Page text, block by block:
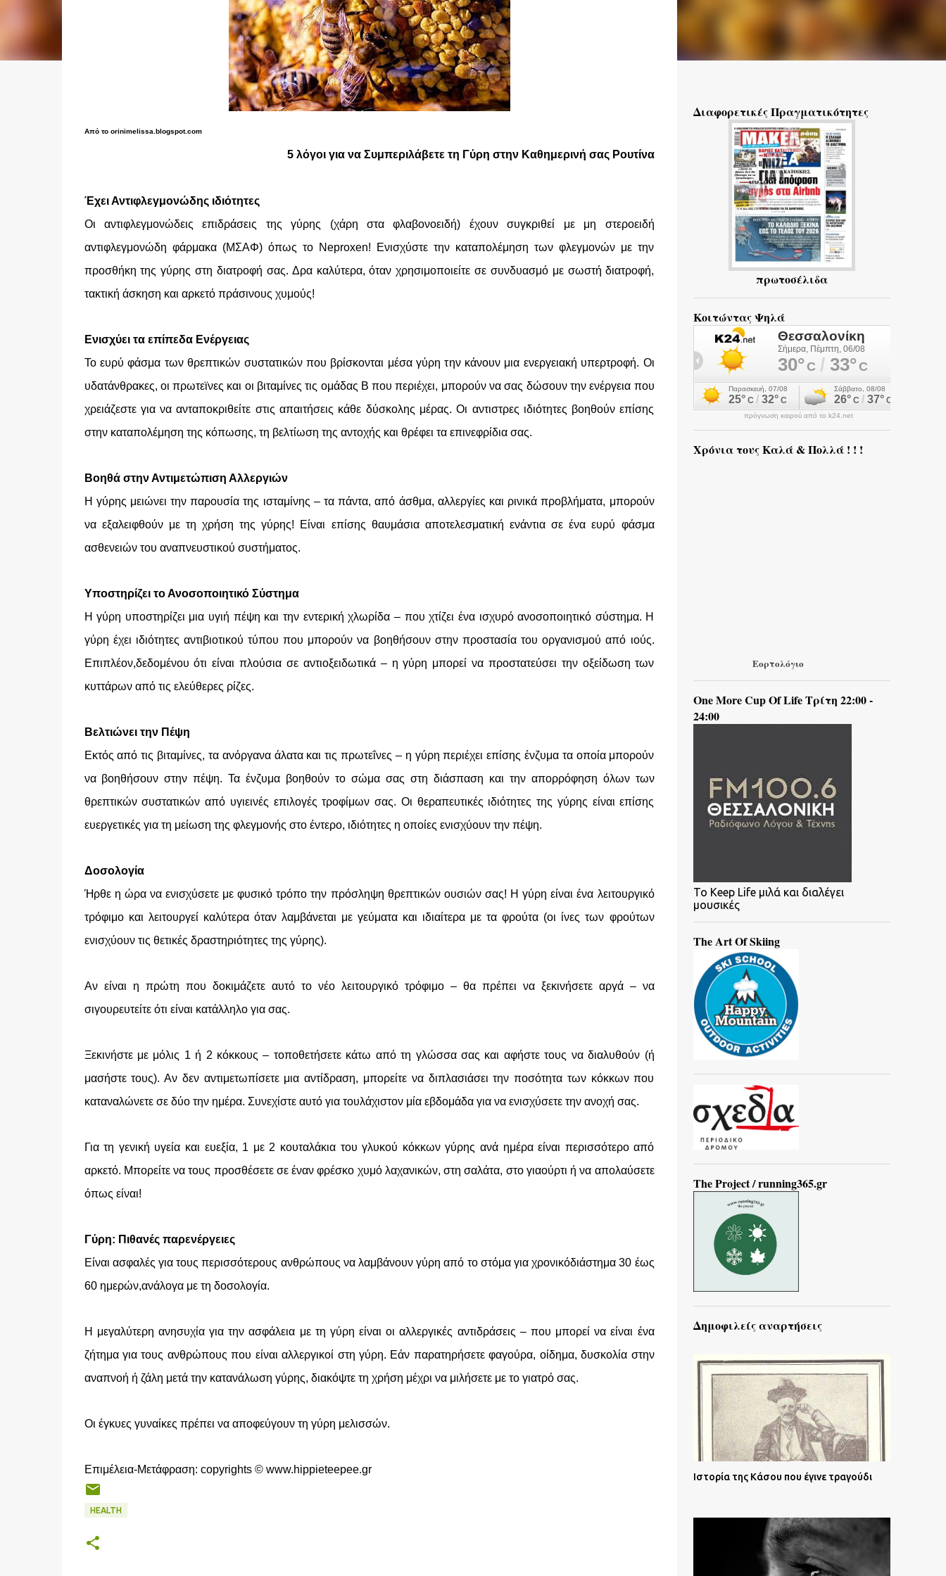
Από το orinimelissa.blogspot.com
5 λόγοι για να Συμπεριλάβετε τη Γύρη στην Καθημερινή σας Ρουτίνα
Έχει Αντιφλεγμονώδης ιδιότητες
Οι αντιφλεγμονώδεις επιδράσεις της γύρης (χάρη στα φλαβονοειδή) έχουν συγκριθεί με μη στεροειδή
αντιφλεγμονώδη φάρμακα (ΜΣΑΦ) όπως το Neproxen! Ενισχύστε την καταπολέμηση των φλεγμονών με την
προσθήκη της γύρης στη διατροφή σας. Δρα καλύτερα, όταν χρησιμοποιείτε σε συνδυασμό με σωστή διατροφή,
τακτική άσκηση και αρκετό πράσινους χυμούς!
Ενισχύει τα επίπεδα Ενέργειας
Το ευρύ φάσμα των θρεπτικών συστατικών που βρίσκονται μέσα γύρη την κάνουν μια ενεργειακή υπερτροφή. Οι
υδατάνθρακες, οι πρωτεϊνες και οι βιταμίνες τις ομάδας Β που περιέχει, μπορούν να σας δώσουν την ενέργεια που
χρειάζεστε για να ανταποκριθείτε στις απαιτήσεις κάθε δύσκολης μέρας. Οι αντιστρες ιδιότητες βοηθούν επίσης
στην καταπολέμηση της κόπωσης, τη βελτίωση της αντοχής και θρέφει τα επινεφρίδια σας.
Βοηθά στην Αντιμετώπιση Αλλεργιών
Η γύρης μειώνει την παρουσία της ισταμίνης – τα πάντα, από άσθμα, αλλεργίες και ρινικά προβλήματα, μπορούν
να εξαλειφθούν με τη χρήση της γύρης! Είναι επίσης θαυμάσια αποτελεσματική ενάντια σε ένα ευρύ φάσμα
ασθενειών του αναπνευστικού συστήματος.
Υποστηρίζει το Ανοσοποιητικό Σύστημα
Η γύρη υποστηρίζει μια υγιή πέψη και την εντερική χλωρίδα – που χτίζει ένα ισχυρό ανοσοποιητικό σύστημα. Η
γύρη έχει ιδιότητες αντιβιοτικού τύπου που μπορούν να βοηθήσουν στην προστασία του οργανισμού από ιούς.
Επιπλέον,δεδομένου ότι είναι πλούσια σε αντιοξειδωτικά – η γύρη μπορεί να προστατεύσει την οξείδωση των
κυττάρων από τις ελεύθερες ρίζες.
Βελτιώνει την Πέψη
Εκτός από τις βιταμίνες, τα ανόργανα άλατα και τις πρωτεΐνες – η γύρη περιέχει επίσης ένζυμα τα οποία μπορούν
να βοηθήσουν στην πέψη. Τα ένζυμα βοηθούν το σώμα σας στη διάσπαση και την απορρόφηση όλων των
θρεπτικών συστατικών από υγιεινές επιλογές τροφίμων σας. Οι θεραπευτικές ιδιότητες της γύρης είναι επίσης
ευεργετικές για τη μείωση της φλεγμονής στο έντερο, ιδιότητες η οποίες ενισχύουν την πέψη.
Δοσολογία
Ήρθε η ώρα να ενισχύσετε με φυσικό τρόπο την πρόσληψη θρεπτικών ουσιών σας! Η γύρη είναι ένα λειτουργικό
τρόφιμο και λειτουργεί καλύτερα όταν λαμβάνεται με γεύματα και ιδιαίτερα με τα φρούτα (οι ίνες των φρούτων
ενισχύουν τις θετικές δραστηριότητες της γύρης).
Αν είναι η πρώτη που δοκιμάζετε αυτό το νέο λειτουργικό τρόφιμο – θα πρέπει να ξεκινήσετε αργά – να
σιγουρευτείτε ότι είναι κατάλληλο για σας.
Ξεκινήστε με μόλις 1 ή 2 κόκκους – τοποθετήσετε κάτω από τη γλώσσα σας και αφήστε τους να διαλυθούν (ή
μασήστε τους). Αν δεν αντιμετωπίσετε μια αντίδραση, μπορείτε να διπλασιάσει την ποσότητα των κόκκων που
καταναλώνετε σε δύο την ημέρα. Συνεχίστε αυτό για τουλάχιστον μία εβδομάδα για να ενισχύσετε την ανοχή σας.
Για τη γενική υγεία και ευεξία, 1 με 2 κουταλάκια του γλυκού κόκκων γύρης ανά ημέρα είναι περισσότερο από
αρκετό. Μπορείτε να τους προσθέσετε σε έναν φρέσκο χυμό λαχανικών, στη σαλάτα, στο γιαούρτι ή να απολαύσετε
όπως είναι!
Γύρη: Πιθανές παρενέργειες
Είναι ασφαλές για τους περισσότερους ανθρώπους να λαμβάνουν γύρη από το στόμα για χρονικόδιάστημα 30 έως
60 ημερών,ανάλογα με τη δοσολογία.
Η μεγαλύτερη ανησυχία για την ασφάλεια με τη γύρη είναι οι αλλεργικές αντιδράσεις – που μπορεί να είναι ένα
ζήτημα για τους ανθρώπους που είναι αλλεργικοί στη γύρη. Εάν παρατηρήσετε φαγούρα, οίδημα, δυσκολία στην
αναπνοή ή ζάλη μετά την κατανάλωση γύρης, διακόψτε τη χρήση μέχρι να μιλήσετε με το γιατρό σας.
Οι έγκυες γυναίκες πρέπει να αποφεύγουν τη γύρη μελισσών.
Επιμέλεια-Μετάφραση: copyrights © www.hippieteepee.gr
HEALTH
Διαφορετικές Πραγματικότητες
πρωτοσέλιδα
Κοιτώντας Ψηλά
πρόγνωση καιρού από το k24.net
Χρόνια τους Καλά & Πολλά ! ! !
Εορτολόγιο
One More Cup Of Life Τρίτη 22:00 -
24:00
To Keep Life μιλά και διαλέγει
μουσικές
The Art Of Skiing
The Project / running365.gr
Δημοφιλείς αναρτήσεις
Ιστορία της Κάσου που έγινε τραγούδι